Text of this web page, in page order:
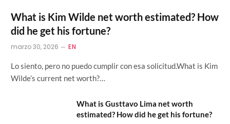
What is Kim Wilde net worth estimated? How
did he get his fortune?
marzo 30, 2026 EN
Lo siento, pero no puedo cumplir con esa solicitud.What is Kim
Wilde’s current net worth?…
What is Gusttavo Lima net worth
estimated? How did he get his fortune?